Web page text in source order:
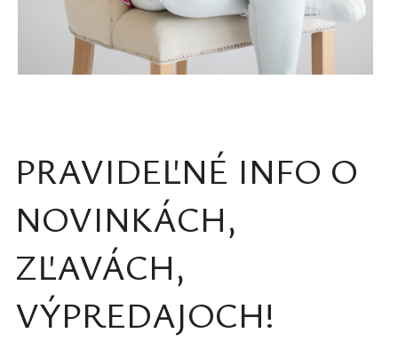
PRAVIDEĽNÉ INFO O
NOVINKÁCH,
ZĽAVÁCH,
VÝPREDAJOCH!